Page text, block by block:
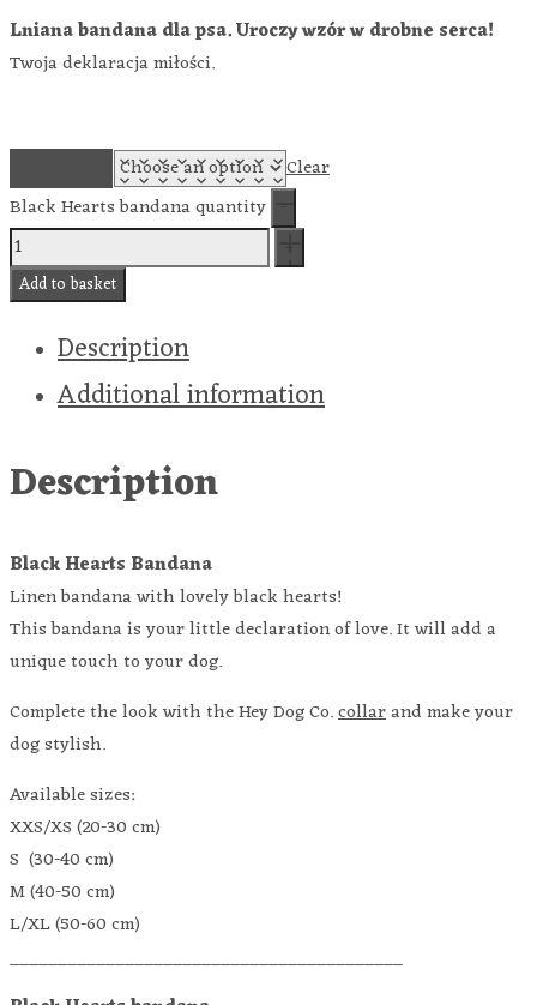
Lniana bandana dla psa. Uroczy wzór w drobne serca!
Twoja deklaracja miłości.
Clear
Black Hearts bandana quantity
Add to basket
Description
Additional information
Description
Black Hearts Bandana
Linen bandana with lovely black hearts!
This bandana is your little declaration of love. It will add a
unique touch to your dog.
Complete the look with the Hey Dog Co.collarand make your
dog stylish.
Available sizes:
XXS/XS (20-30 cm)
S (30-40 cm)
M (40-50 cm)
L/XL (50-60 cm)
_________________________________________